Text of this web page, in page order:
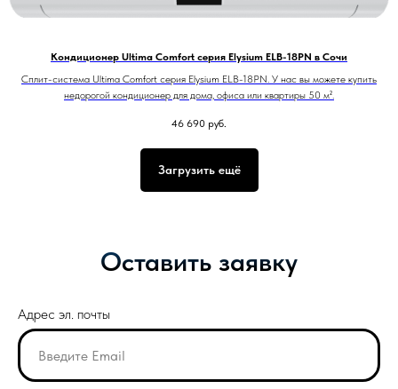
Кондиционер Ultima Comfort серия Elysium ELB-18PN в Сочи
Сплит-система Ultima Comfort серия Elysium ELB-18PN. У нас вы можете купить
недорогой кондиционер для дома, офиса или квартиры 50 м².
46 690 руб.
Загрузить ещё
Оставить заявку
Адрес эл. почты